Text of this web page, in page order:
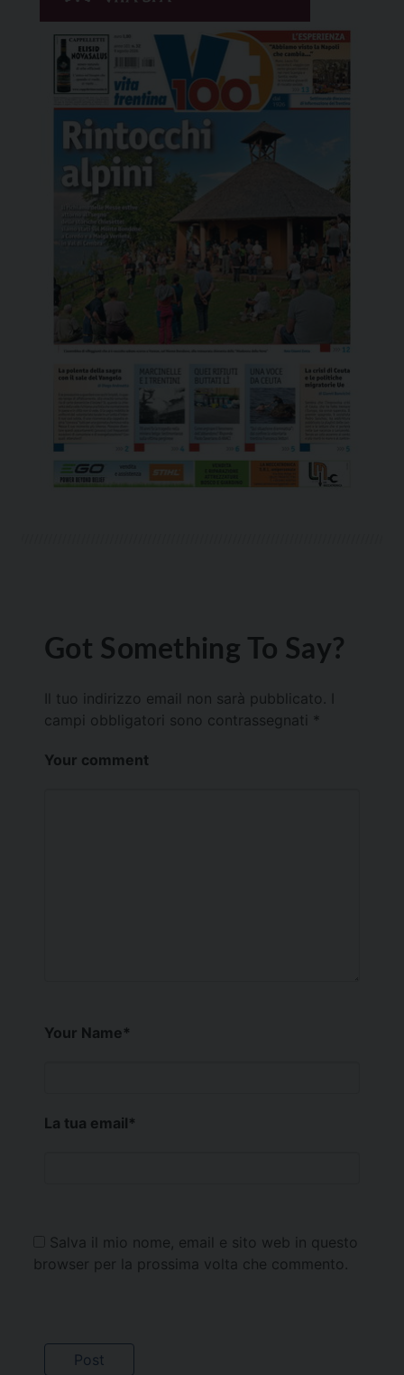
Got Something To Say?
Il tuo indirizzo email non sarà pubblicato.
campi obbligatori sono contrassegnati *
Your comment
Your Name*
La tua email*
Salva il mio nome, email e sito web in questo
browser per la prossima volta che commento.